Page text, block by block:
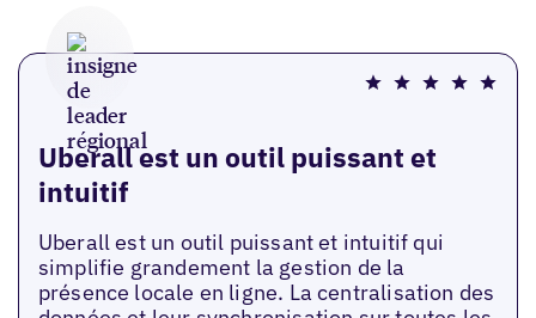
Uberall est un outil puissant et
intuitif
Uberall est un outil puissant et intuitif qui
simplifie grandement la gestion de la
présence locale en ligne. La centralisation des